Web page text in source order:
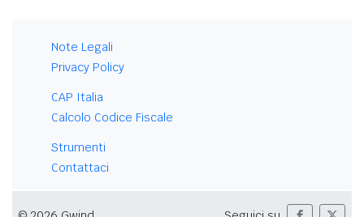
Note Legali
Privacy Policy
CAP Italia
Calcolo Codice Fiscale
Strumenti
Contattaci